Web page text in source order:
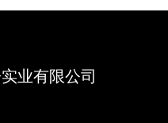
业有限公司